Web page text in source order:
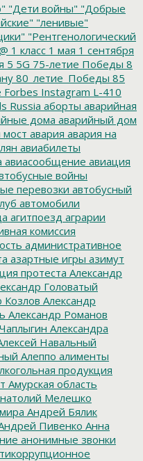
"Дети войны" "Добрые
"ленивые"
"Рентгенологический
1 класс 1 мая 1 сентября
5 5G 75-летие Победы 8
80_летие_Победы 85
Forbes Instagram L-410
Russia аборты аварийная
дома аварийный дом
авария авария на
авиабилеты
авиасообщение авиация
войны
перевозки автобусный
автомобили
агитпоезд аграрии
комиссия
административное
азартные игры азимут
протеста Александр
Головатый
Козлов Александр
Александр Романов
Александра
Навальный
Алеппо алименты
продукция
Амурская область
Мелешко
Андрей Бялик
Пивенко Анна
анонимные звонки